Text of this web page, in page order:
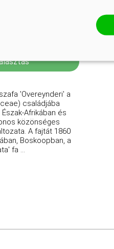
'Overeynderi' a
családjába
Afrikában és
közönséges
A fajtát 1860
Boskoopban, a
fa ...